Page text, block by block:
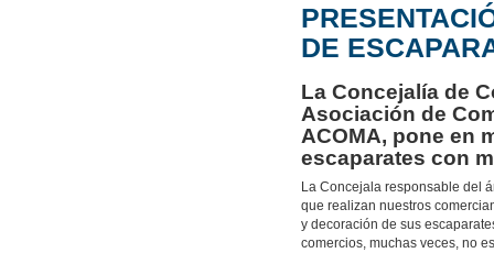
DE
La Concejalía de
Asociación de
ACOMA, pone en
escaparates con
La Concejala responsable del
que realizan nuestros
y decoración de sus
comercios, muchas veces, no